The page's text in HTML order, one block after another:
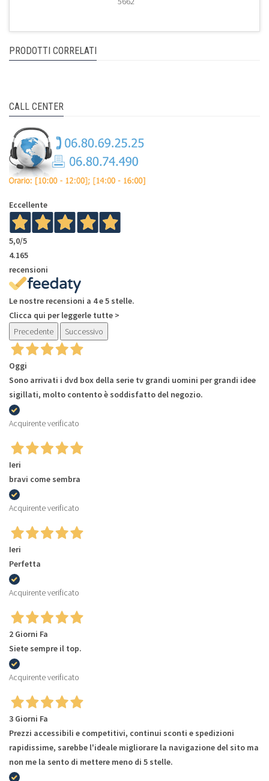
PRODOTTI CORRELATI
CALL CENTER
Eccellente
5,0/5
4.165
recensioni
Le nostre recensioni a 4 e 5 stelle.
Clicca qui per leggerle tutte >
Precedente
Successivo
Oggi
Sono arrivati i dvd box della serie tv grandi uomini per grandi idee
sigillati, molto contento è soddisfatto del negozio.
Acquirente verificato
Ieri
bravi come sembra
Acquirente verificato
Ieri
Perfetta
Acquirente verificato
2 Giorni Fa
Siete sempre il top.
Acquirente verificato
3 Giorni Fa
Prezzi accessibili e competitivi, continui sconti e spedizioni
rapidissime, sarebbe l'ideale migliorare la navigazione del sito ma
non me la sento di mettere meno di 5 stelle.